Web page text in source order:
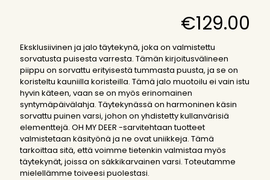
€129.00
Eksklusiivinen ja jalo täytekynä, joka on valmistettu
sorvatusta puisesta varresta. Tämän kirjoitusvälineen
piippu on sorvattu erityisestä tummasta puusta, ja se on
koristeltu kauniilla koristeilla. Tämä jalo muotoilu ei vain istu
hyvin käteen, vaan se on myös erinomainen
syntymäpäivälahja. Täytekynässä on harmoninen käsin
sorvattu puinen varsi, johon on yhdistetty kullanvärisiä
elementtejä. OH MY DEER -sarvitehtaan tuotteet
valmistetaan käsityönä ja ne ovat uniikkeja. Tämä
tarkoittaa sitä, että voimme tietenkin valmistaa myös
täytekynät, joissa on säkkikarvainen varsi. Toteutamme
mielellämme toiveesi puolestasi.